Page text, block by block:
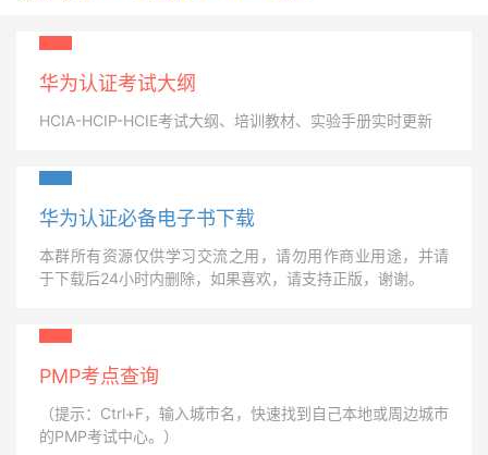
华为认证考试大纲
HCIA-HCIP-HCIE考试大纲、培训教材、实验手册实时更新
华为认证必备电子书下载
本群所有资源仅供学习交流之用，请勿用作商业用途，并请
于下载后24小时内删除，如果喜欢，请支持正版，谢谢。
PMP考点查询
（提示：Ctrl+F，输入城市名，快速找到自己本地或周边城市
的PMP考试中心。）